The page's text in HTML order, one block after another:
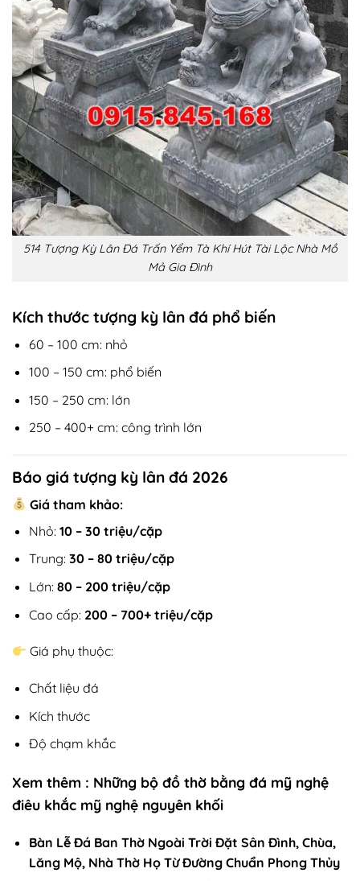
514 Tượng Kỳ Lân Đá Trấn Yểm Tà Khí Hút Tài Lộc Nhà Mồ
Mả Gia Đình
Kích thước tượng kỳ lân đá phổ biến
60 – 100 cm: nhỏ
100 – 150 cm: phổ biến
150 – 250 cm: lớn
250 – 400+ cm: công trình lớn
Báo giá tượng kỳ lân đá 2026
Giá tham khảo:
Nhỏ: 10 – 30 triệu/cặp
Trung: 30 – 80 triệu/cặp
Lớn: 80 – 200 triệu/cặp
Cao cấp: 200 – 700+ triệu/cặp
Giá phụ thuộc:
Chất liệu đá
Kích thước
Độ chạm khắc
Xem thêm : Những bộ đồ thờ bằng đá mỹ nghệ
điêu khắc mỹ nghệ nguyên khối
Bàn Lễ Đá Ban Thờ Ngoài Trời Đặt Sân Đình, Chùa,
Lăng Mộ, Nhà Thờ Họ Từ Đường Chuẩn Phong Thủy